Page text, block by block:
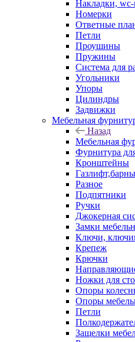
Накладки,
Номерки
Ответные
Петли
Проушины
Пружины
Система для
Угольники
Упоры
Цилиндры
Задвижки
Мебельная
Назад
Мебельная
Фурнитура
Кронштейны
Разное
Подпятники
Ручки
Джокерная
Замки
Ключи,
Крепеж
Крючки
Ножки для
Опоры
Опоры
Петли
Защелки